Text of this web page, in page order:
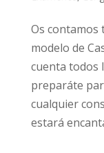
Os contamos
modelo de
cuenta todos
preparáte
cualquier
estará